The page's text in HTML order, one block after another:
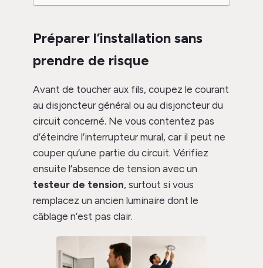
Préparer l’installation sans
prendre de risque
Avant de toucher aux fils, coupez le courant
au disjoncteur général ou au disjoncteur du
circuit concerné. Ne vous contentez pas
d’éteindre l’interrupteur mural, car il peut ne
couper qu’une partie du circuit. Vérifiez
ensuite l’absence de tension avec un
testeur de tension, surtout si vous
remplacez un ancien luminaire dont le
câblage n’est pas clair.